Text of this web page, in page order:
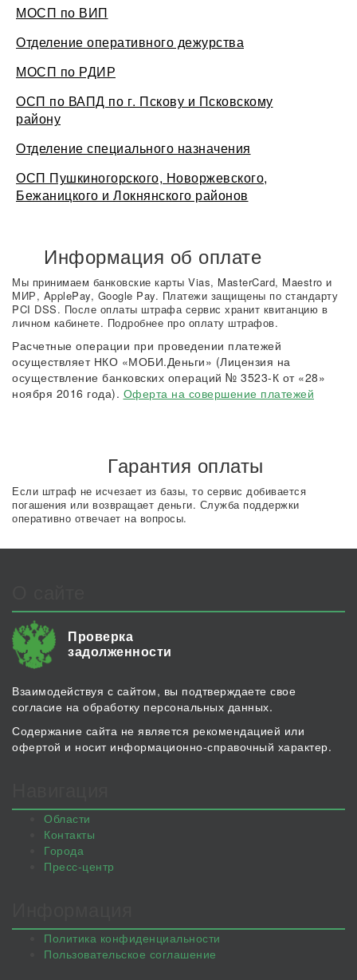
МОСП по ВИП
Отделение оперативного дежурства
МОСП по РДИР
ОСП по ВАПД по г. Пскову и Псковскому
району
Отделение специального назначения
ОСП Пушкиногорского, Новоржевского,
Бежаницкого и Локнянского районов
Информация об оплате
Мы принимаем банковские карты Vias, MasterCard, Maestro и
МИР, ApplePay, Google Pay. Платежи защищены по стандарту
PCI DSS. После оплаты штрафа сервис хранит квитанцию в
личном кабинете. Подробнее про оплату штрафов.
Расчетные операции при проведении платежей
осуществляет НКО «МОБИ.Деньги» (Лицензия на
осуществление банковских операций № 3523-К от «28»
ноября 2016 года). Оферта на совершение платежей
Гарантия оплаты
Если штраф не исчезает из базы, то сервис добивается
погашения или возвращает деньги. Служба поддержки
оперативно отвечает на вопросы.
Проверка
задолженности
Взаимодействуя с сайтом, вы подтверждаете свое
согласие на обработку персональных данных.
Содержание сайта не является рекомендацией или
офертой и носит информационно-справочный характер.
Области
Контакты
Города
Пресс-центр
Политика конфиденциальности
Пользовательское соглашение